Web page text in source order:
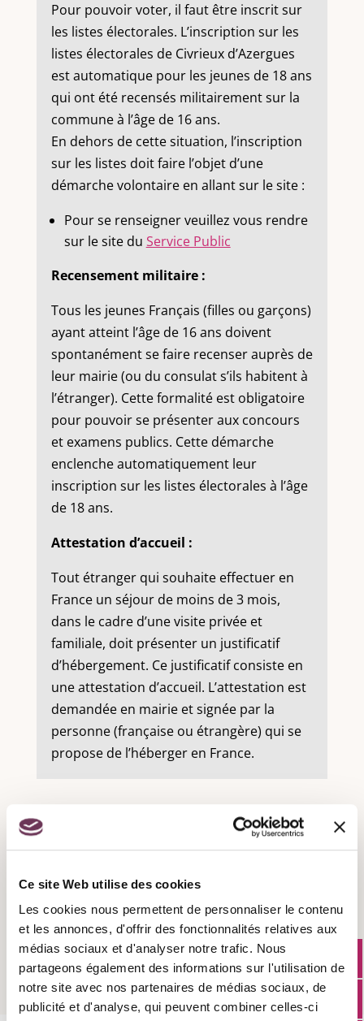
Ce site Web utilise des cookies
Les cookies nous permettent de personnaliser le contenu
et les annonces, d'offrir des fonctionnalités relatives aux
médias sociaux et d'analyser notre trafic. Nous
partageons également des informations sur l'utilisation de
notre site avec nos partenaires de médias sociaux, de
publicité et d'analyse, qui peuvent combiner celles-ci
Pour pouvoir voter, il faut être inscrit sur
les listes électorales. L’inscription sur les
listes électorales de Civrieux d’Azergues
est automatique pour les jeunes de 18 ans
qui ont été recensés militairement sur la
commune à l’âge de 16 ans.
En dehors de cette situation, l’inscription
sur les listes doit faire l’objet d’une
démarche volontaire en allant sur le site :
Pour se renseigner veuillez vous rendre
sur le site du Service Public
Recensement militaire :
Tous les jeunes Français (filles ou garçons)
ayant atteint l’âge de 16 ans doivent
spontanément se faire recenser auprès de
leur mairie (ou du consulat s’ils habitent à
l’étranger). Cette formalité est obligatoire
pour pouvoir se présenter aux concours
et examens publics. Cette démarche
enclenche automatiquement leur
inscription sur les listes électorales à l’âge
de 18 ans.
Attestation d’accueil :
Tout étranger qui souhaite effectuer en
France un séjour de moins de 3 mois,
dans le cadre d’une visite privée et
familiale, doit présenter un justificatif
d’hébergement. Ce justificatif consiste en
une attestation d’accueil. L’attestation est
demandée en mairie et signée par la
personne (française ou étrangère) qui se
propose de l’héberger en France.
Recensement militaire :
Attestation d'accueil :